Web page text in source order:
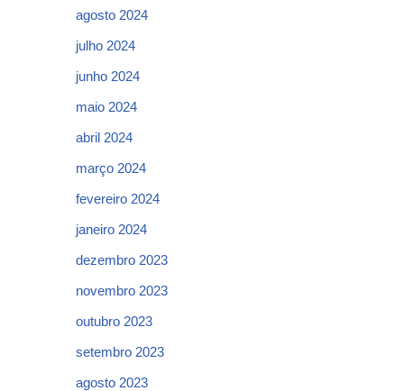
agosto 2024
julho 2024
junho 2024
maio 2024
abril 2024
março 2024
fevereiro 2024
janeiro 2024
dezembro 2023
novembro 2023
outubro 2023
setembro 2023
agosto 2023